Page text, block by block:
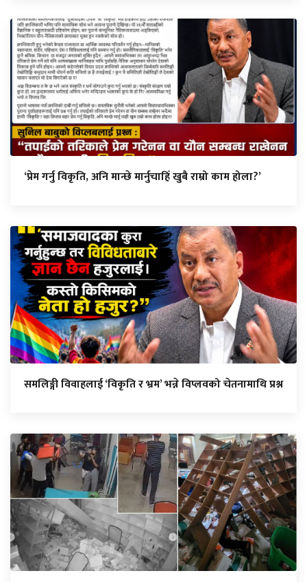
‘प्रेम गर्नु विकृति, अनि मान्छे मार्नुचाहिँ खुबै राम्रो काम होला?’
समलिङ्गी विवाहलाई ‘विकृति र भ्रम’ भन्ने विप्लवको चेतनामाथि प्रश्न